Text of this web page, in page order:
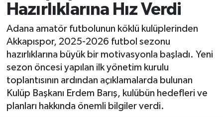
Hazırlıklarına Hız Verdi
Adana amatör futbolunun köklü kulüplerinden
Akkapıspor, 2025-2026 futbol sezonu
hazırlıklarına büyük bir motivasyonla başladı. Yeni
sezon öncesi yapılan ilk yönetim kurulu
toplantısının ardından açıklamalarda bulunan
Kulüp Başkanı Erdem Barış, kulübün hedefleri ve
planları hakkında önemli bilgiler verdi.
Resmi İlanlar